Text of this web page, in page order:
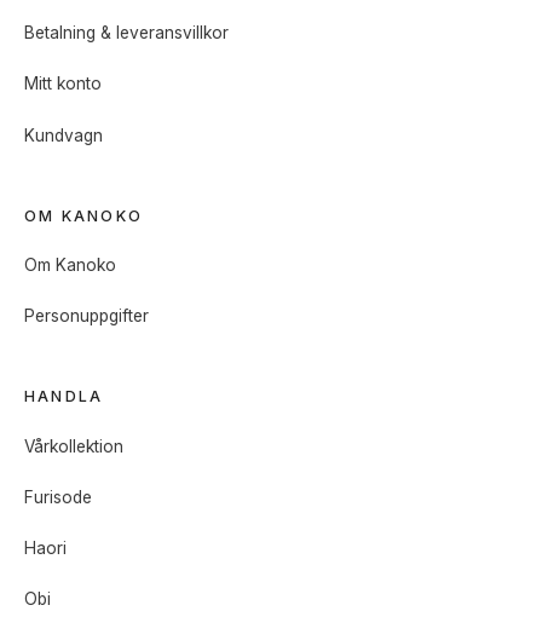
Betalning & leveransvillkor
Mitt konto
Kundvagn
OM KANOKO
Om Kanoko
Personuppgifter
HANDLA
Vårkollektion
Furisode
Haori
Obi